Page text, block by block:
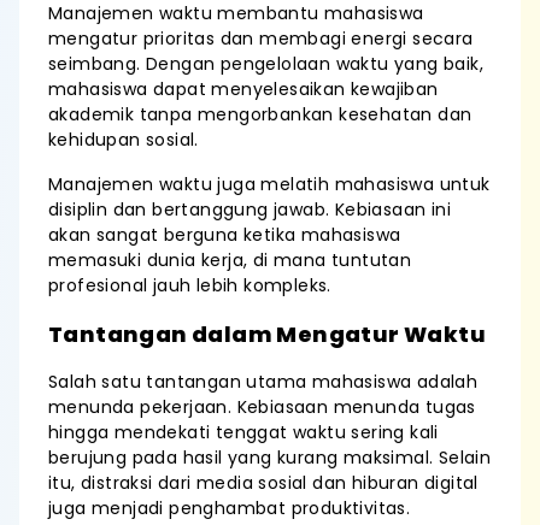
Manajemen waktu membantu mahasiswa
mengatur prioritas dan membagi energi secara
seimbang. Dengan pengelolaan waktu yang baik,
mahasiswa dapat menyelesaikan kewajiban
akademik tanpa mengorbankan kesehatan dan
kehidupan sosial.
Manajemen waktu juga melatih mahasiswa untuk
disiplin dan bertanggung jawab. Kebiasaan ini
akan sangat berguna ketika mahasiswa
memasuki dunia kerja, di mana tuntutan
profesional jauh lebih kompleks.
Tantangan dalam Mengatur Waktu
Salah satu tantangan utama mahasiswa adalah
menunda pekerjaan. Kebiasaan menunda tugas
hingga mendekati tenggat waktu sering kali
berujung pada hasil yang kurang maksimal. Selain
itu, distraksi dari media sosial dan hiburan digital
juga menjadi penghambat produktivitas.